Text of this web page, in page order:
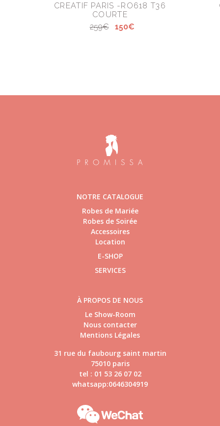
CREATIF PARIS -RO618 T36
COURTE
259€
150€
NOTRE CATALOGUE
Robes de Mariée
Robes de Soirée
Accessoires
Location
E-SHOP
SERVICES
À PROPOS DE NOUS
Le Show-Room
Nous contacter
Mentions Légales
31 rue du faubourg saint martin
75010 paris
tel : 01 53 26 07 02
whatsapp:0646304919